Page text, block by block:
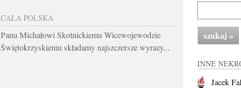
CAŁA POLSKA
Panu Michałowi Skotnickiemu Wicewojewodzie
Świętokrzyskiemu składamy najszczersze wyrazy...
INNE
Jacek